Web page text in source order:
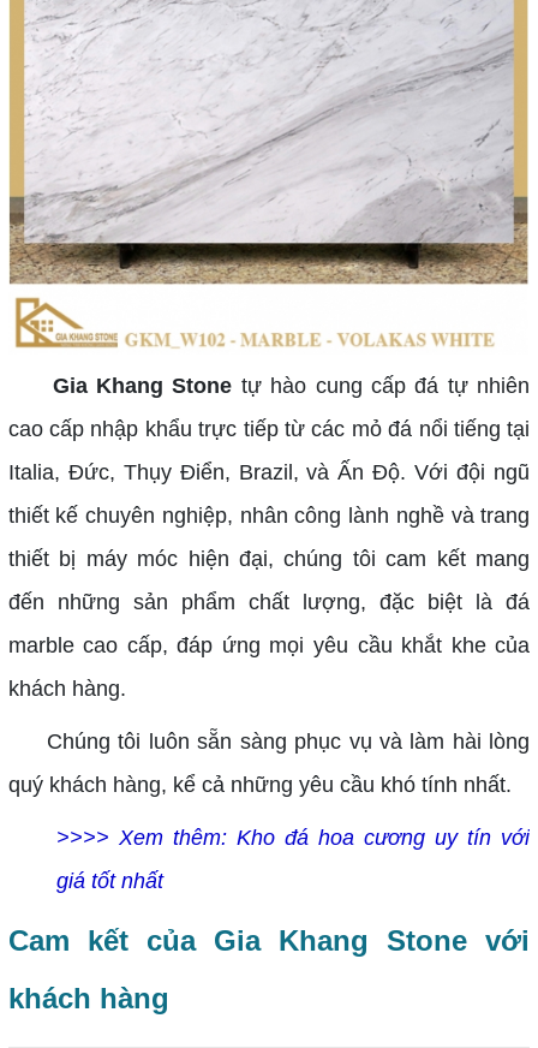
Gia Khang Stone tự hào cung cấp đá tự nhiên
cao cấp nhập khẩu trực tiếp từ các mỏ đá nổi tiếng tại
Italia, Đức, Thụy Điển, Brazil, và Ấn Độ. Với đội ngũ
thiết kế chuyên nghiệp, nhân công lành nghề và trang
thiết bị máy móc hiện đại, chúng tôi cam kết mang
đến những sản phẩm chất lượng, đặc biệt là đá
marble cao cấp, đáp ứng mọi yêu cầu khắt khe của
khách hàng.
Chúng tôi luôn sẵn sàng phục vụ và làm hài lòng
quý khách hàng, kể cả những yêu cầu khó tính nhất.
>>>> Xem thêm: Kho đá hoa cương uy tín với
giá tốt nhất
Cam kết của Gia Khang Stone với
khách hàng